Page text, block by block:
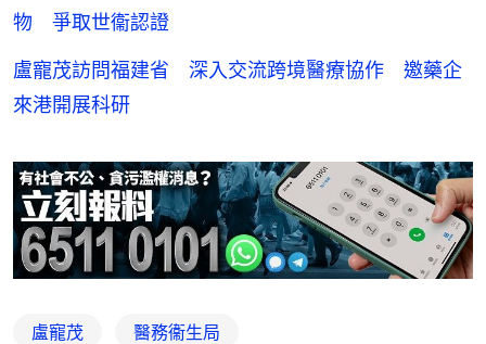
物 爭取世衞認證
盧寵茂訪問福建省 深入交流跨境醫療協作 邀藥企
來港開展科研
盧寵茂 醫務衞生局